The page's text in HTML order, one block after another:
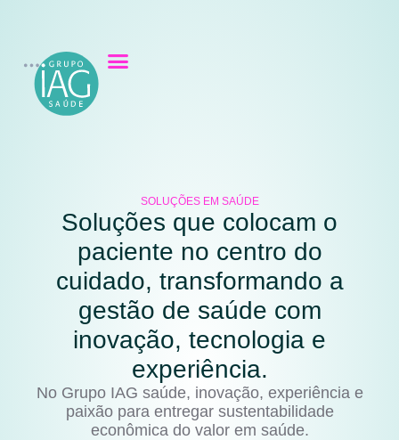
SOLUÇÕES EM SAÚDE
Soluções que colocam o
paciente no centro do
cuidado, transformando a
gestão de saúde com
inovação, tecnologia e
experiência.
No Grupo IAG saúde, inovação, experiência e
paixão para entregar sustentabilidade
econômica do valor em saúde.